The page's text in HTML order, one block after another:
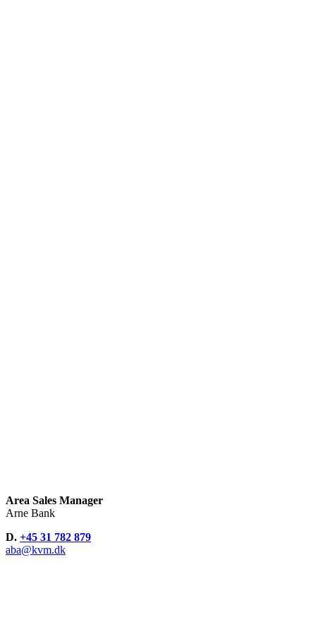
Area Sales Manager
Arne Bank
D. +45 31 782 879
aba@kvm.dk